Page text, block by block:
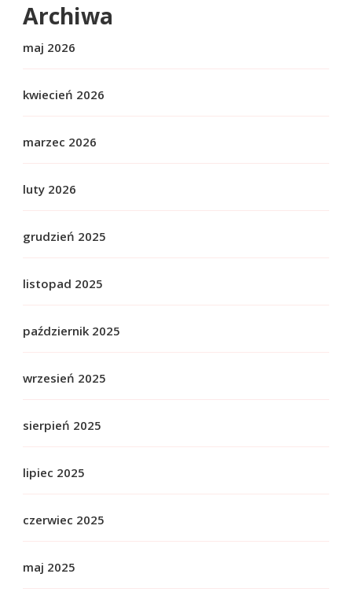
Archiwa
maj 2026
kwiecień 2026
marzec 2026
luty 2026
grudzień 2025
listopad 2025
październik 2025
wrzesień 2025
sierpień 2025
lipiec 2025
czerwiec 2025
maj 2025